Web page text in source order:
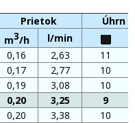
Prietok
Úhrn
m3/h l/min
0,16 2,63
11
0,17 2,77
10
0,19 3,08
10
0,20 3,25
9
0,20 3,38
10